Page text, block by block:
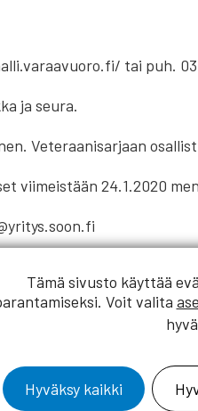
tai puh. 03
ja seura.
Veteraanisarjaan
viimeistään 24.1.2020
11.00, 13.00 ja 17.00, la
RKL:n
Tämä sivusto käyttää
Voit valita
Hyväksy kaikki